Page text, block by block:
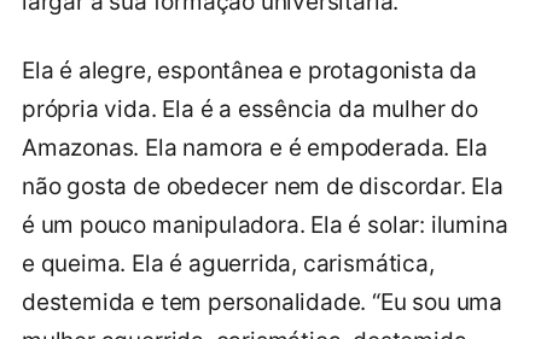
Ela é alegre, espontânea e protagonista da
própria vida. Ela é a essência da mulher do
Amazonas. Ela namora e é empoderada. Ela
não gosta de obedecer nem de discordar. Ela
é um pouco manipuladora. Ela é solar: ilumina
e queima. Ela é aguerrida, carismática,
destemida e tem personalidade. “Eu sou uma